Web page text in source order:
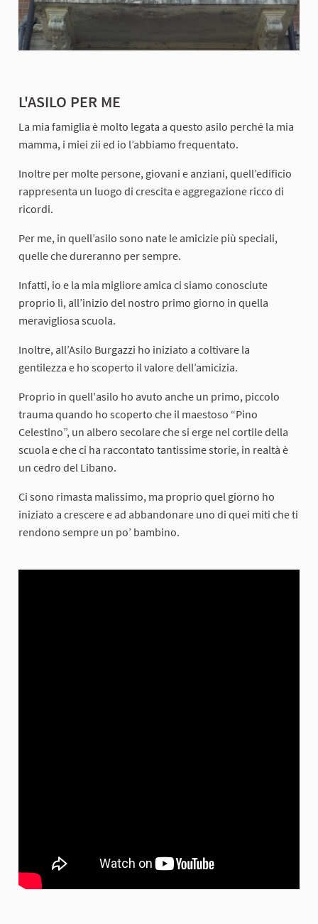
L'ASILO PER ME
La mia famiglia è molto legata a questo asilo perché la mia
mamma, i miei zii ed io l’abbiamo frequentato.
Inoltre per molte persone, giovani e anziani, quell’edificio
rappresenta un luogo di crescita e aggregazione ricco di
ricordi.
Per me, in quell’asilo sono nate le amicizie più speciali,
quelle che dureranno per sempre.
Infatti, io e la mia migliore amica ci siamo conosciute
proprio lì, all’inizio del nostro primo giorno in quella
meravigliosa scuola.
Inoltre, all’Asilo Burgazzi ho iniziato a coltivare la
gentilezza e ho scoperto il valore dell’amicizia.
Proprio in quell'asilo ho avuto anche un primo, piccolo
trauma quando ho scoperto che il maestoso “Pino
Celestino”, un albero secolare che si erge nel cortile della
scuola e che ci ha raccontato tantissime storie, in realtà è
un cedro del Libano.
Ci sono rimasta malissimo, ma proprio quel giorno ho
iniziato a crescere e ad abbandonare uno di quei miti che ti
rendono sempre un po’ bambino.